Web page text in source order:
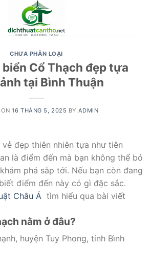
CHƯA PHÂN LOẠI
biển Cổ Thạch đẹp tựa
tại Bình Thuận
ON16 THÁNG 5, 2025 BY ADMIN
đẹp thiên nhiên tựa như tiên
là điểm đến mà bạn không thể bỏ
phá sắp tới. Nếu bạn còn đang
điểm đến này có gì đặc sắc.
Châu Á tìm hiểu qua bài viết
nằm ở đâu?
huyện Tuy Phong, tỉnh Bình